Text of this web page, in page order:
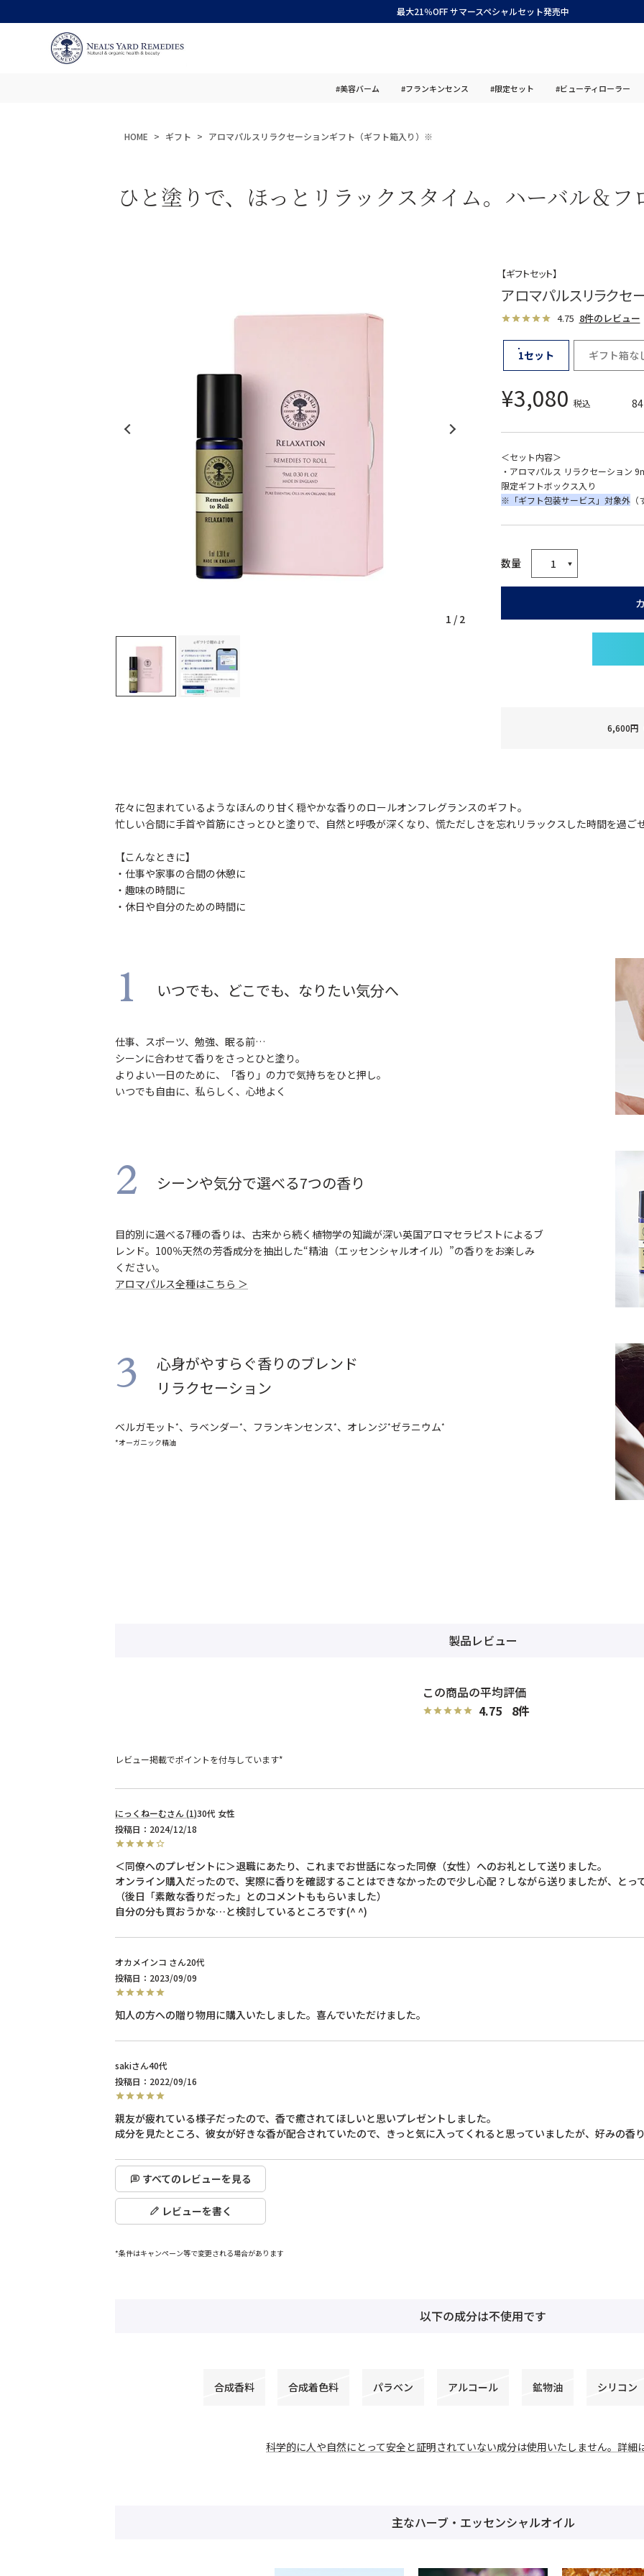
最大21％OFF サマースペシャルセット発売中
#美容バーム #フランキンセンス #限定セット #ビューティローラー
HOME ギフト アロマパルスリラクセーションギフト（ギフト箱入り）※
ひと塗りで、ほっとリラックスタイム。ハーバル＆フ
1 / 2
【ギフトセット】
アロマパルスリラクセ
4.75 8件のレビュー
1セット ギフト箱な
¥3,080 税込 84
＜セット内容＞
・アロマパルス リラクセーション
限定ギフトボックス入り
※「ギフト包装サービス」対象外
6,600円
花々に包まれているようなほんのり甘く穏やかな香りのロールオンフレグランスのギフト。
忙しい合間に手首や首筋にさっとひと塗りで、自然と呼吸が深くなり、慌ただしさを忘れリラックスした時間を過ごせ
【こんなときに】
・仕事や家事の合間の休憩に
・趣味の時間に
・休日や自分のための時間に
1 いつでも、どこでも、なりたい気分へ
仕事、スポーツ、勉強、眠る前…
シーンに合わせて香りをさっとひと塗り。
よりよい一日のために、「香り」の力で気持ちをひと押し。
いつでも自由に、私らしく、心地よく
2 シーンや気分で選べる7つの香り
目的別に選べる7種の香りは、古来から続く植物学の知識が深い英国アロマセラピストによるブ
レンド。100％天然の芳香成分を抽出した“精油（エッセンシャルオイル）”の香りをお楽しみ
ください。
アロマパルス全種はこちら ＞
3
心身がやすらぐ香りのブレンド
リラクセーション
ベルガモット*、ラベンダー*、フランキンセンス*、オレンジ*ゼラニウム*
*オーガニック精油
製品レビュー
4.75 8
レビュー掲載でポイントを付与しています*
にっくねーむ 1 30代 女性
投稿日
2024/12/18
＜同僚へのプレゼントに＞退職にあたり、これまでお世話になった同僚（女性）へのお礼として送りました。
オンライン購入だったので、実際に香りを確認することはできなかったので少し心配？しながら送りましたが、とっ
（後日「素敵な香りだった」とのコメントももらいました）
自分の分も買おうかな…と検討しているところです(^ ^)
オカメインコ
20代
投稿日
2023/09/09
知人の方への贈り物用に購入いたしました。喜んでいただけました。
saki
40代
投稿日
2022/09/16
親友が疲れている様子だったので、香で癒されてほしいと思いプレゼントしました。
成分を見たところ、彼女が好きな香が配合されていたので、きっと気に入ってくれると思っていましたが、好みの香
すべてのレビューを見る
レビューを書く
*条件はキャンペーン等で変更される場合があります
以下の成分は不使用です
合成香料 合成着色料 パラベン アルコール 鉱物油 シリコン
科学的に人や自然にとって安全と証明されていない成分は使用いたしません。詳
主なハーブ・エッセンシャルオイル